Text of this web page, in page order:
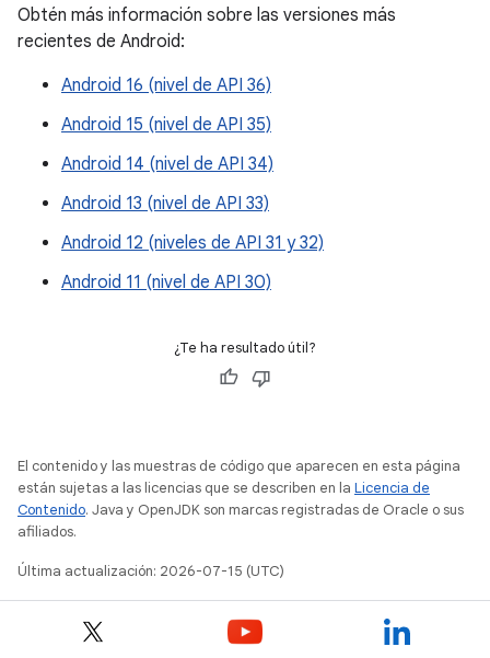
Obtén más información sobre las versiones más
recientes de Android:
Android 16 (nivel de API 36)
Android 15 (nivel de API 35)
Android 14 (nivel de API 34)
Android 13 (nivel de API 33)
Android 12 (niveles de API 31 y 32)
Android 11 (nivel de API 30)
¿Te ha resultado útil?
El contenido y las muestras de código que aparecen en esta página
están sujetas a las licencias que se describen en la Licencia de
Contenido. Java y OpenJDK son marcas registradas de Oracle o sus
afiliados.
Última actualización: 2026-07-15 (UTC)